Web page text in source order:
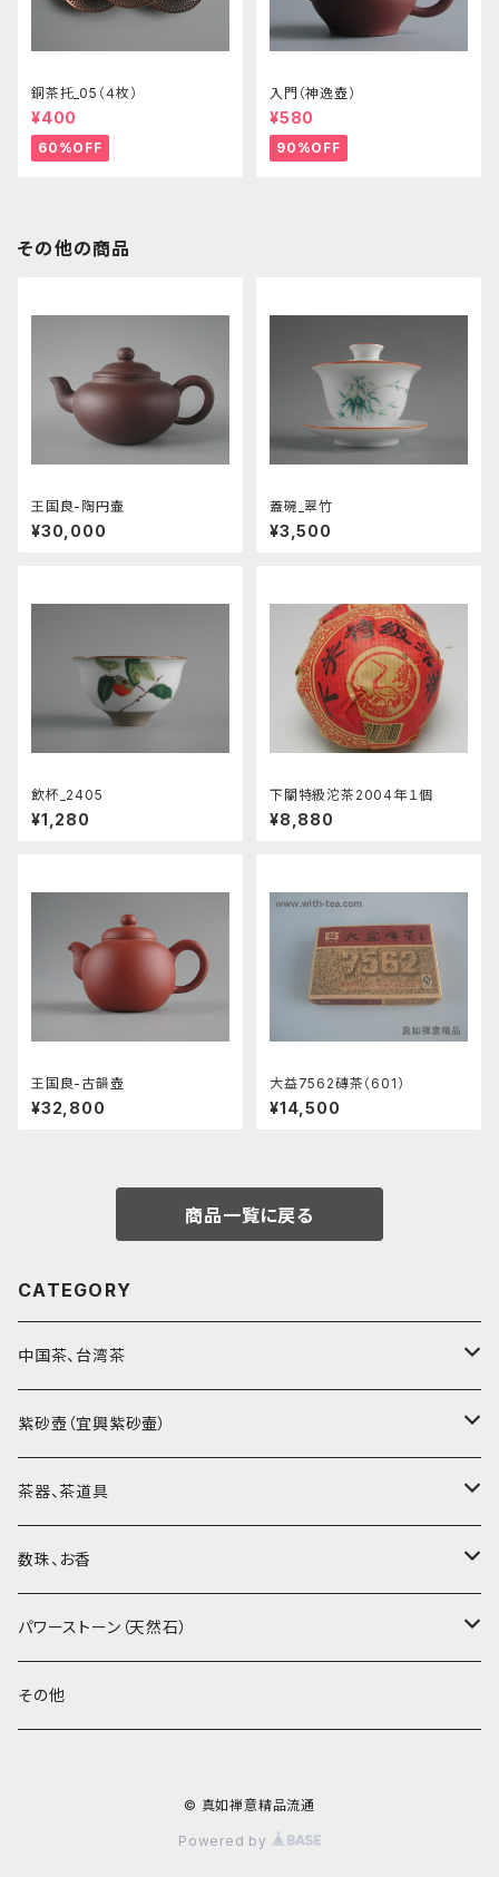
銅茶托_05（４枚）
¥400
60%OFF
入門（神逸壺）
¥580
90%OFF
その他の商品
王国良-陶円壷
¥30,000
蓋碗_翠竹
¥3,500
飲杯_2405
¥1,280
下關特級沱茶2004年１個
¥8,880
王国良-古韻壺
¥32,800
大益7562磚茶（601）
¥14,500
商品一覧に戻る
CATEGORY
中国茶、台湾茶
烏龍茶（ウーロン茶）
黒茶（緊圧茶、普洱茶）
紅茶、白茶、緑茶
茶外茶、工藝茶、その他
紫砂壺（宜興紫砂壷）
大師、名人、高工の作品
周菊英（高級工藝美術師）
高級工藝美術師の作品
王柯鈞（高級工藝美術師）
茶器、茶道具
茶杯、聞香杯
茶海、茶漏（茶漉し）
蓋碗、壷承、茶船
数珠、お香
お香、香炉
数珠、その他
パワーストーン（天然石）
アゲート（瑪瑙）
その他
© 真如禅意精品流通
Powered by